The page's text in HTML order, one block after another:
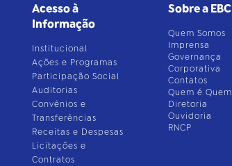
Acesso à
Informação
Institucional
Ações e Programas
Participação Social
Auditorias
Convênios e
Transferências
Receitas e Despesas
Licitações e
Contratos
Sobre a EBC
Quem Somos
Imprensa
Governança
Corporativa
Contatos
Quem é Quem
Diretoria
Ouvidoria
RNCP